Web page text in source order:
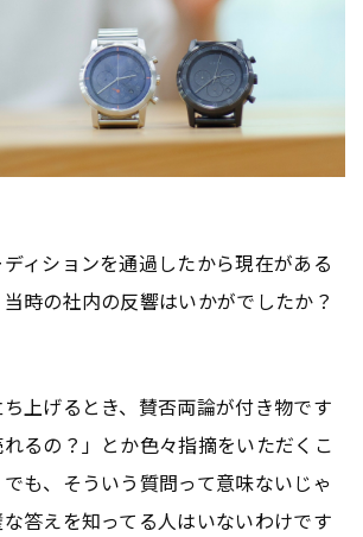
ィションを通過したから現在がある
時の社内の反響はいかがでしたか？
上げるとき、賛否両論が付き物です
るの？」とか色々指摘をいただくこ
も、そういう質問って意味ないじゃ
答えを知ってる人はいないわけです